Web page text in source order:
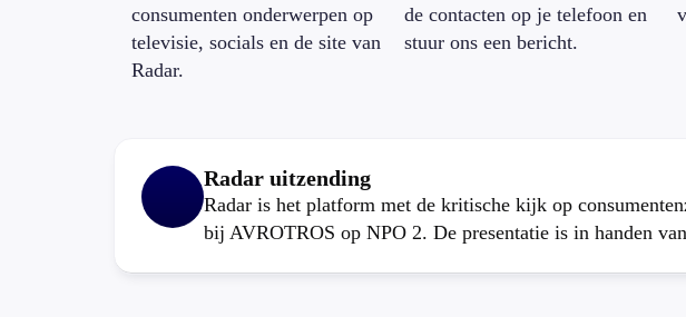
consumenten onderwerpen op
televisie, socials en de site van
Radar.
de contacten op je telefoon en
stuur ons een bericht.
Radar uitzending
Radar is het platform met de kritische kijk op
bij AVROTROS op NPO 2. De presentatie is in handen